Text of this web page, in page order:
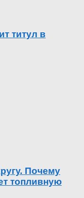
титул в
Почему
топливную